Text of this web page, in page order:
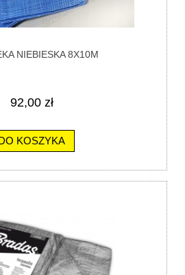
NIEBIESKA 8X10M
92,00 zł
KOSZYKA